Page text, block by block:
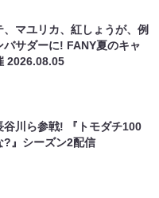
、マユリカ、紅しょうが、例
バサダーに! FANY夏のキャ
2026.08.05
谷川ら参戦! 『トモダチ100
?』シーズン2配信